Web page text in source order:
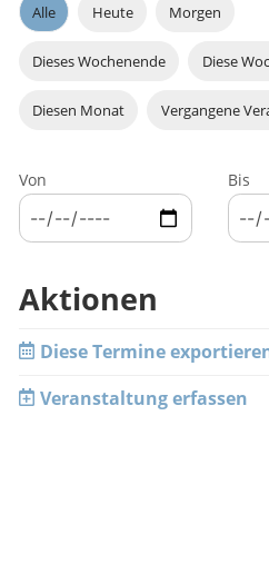
Alle Heute Morgen
Dieses Wochenende Diese
Diesen Monat Vergangene
Von Bis
Aktionen
Diese Termine
Veranstaltung erfassen